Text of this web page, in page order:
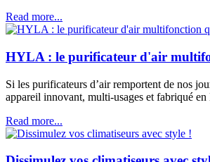
Read more...
HYLA : le purificateur d'air
Si les purificateurs d’air remportent de nos
appareil innovant, multi-usages et fabriqué
Read more...